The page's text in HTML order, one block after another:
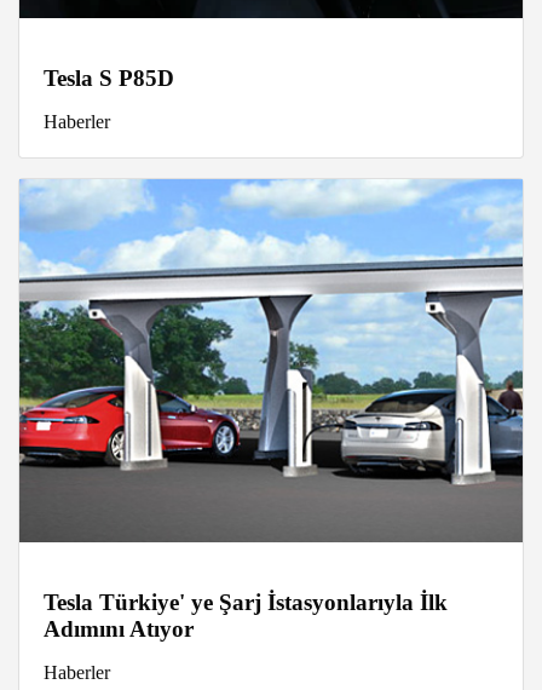
Tesla S P85D
Haberler
Tesla Türkiye' ye Şarj İstasyonlarıyla İlk
Adımını Atıyor
Haberler